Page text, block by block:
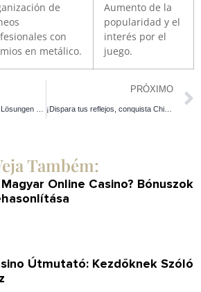
de
con
en metálico.
Aumento de la
popularidad y el
interés por el
juego.
PRÓXIMO
¡Dispara tus reflejos, conquista Chicken Road 2 y alcanza premios espectaculares!
Também:
Online Casino? Bónuszok
Útmutató: Kezdőknek Szóló